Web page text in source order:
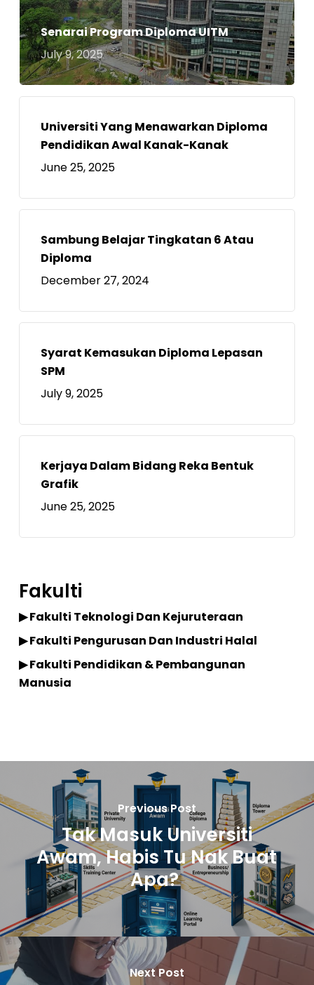
Senarai Program Diploma UITM
July 9, 2025
Universiti Yang Menawarkan Diploma
Pendidikan Awal Kanak-Kanak
June 25, 2025
Sambung Belajar Tingkatan 6 Atau
Diploma
December 27, 2024
Syarat Kemasukan Diploma Lepasan
SPM
July 9, 2025
Kerjaya Dalam Bidang Reka Bentuk
Grafik
June 25, 2025
Fakulti
▶ Fakulti Teknologi Dan Kejuruteraan
▶ Fakulti Pengurusan Dan Industri Halal
▶ Fakulti Pendidikan & Pembangunan
Manusia
Previous Post
Tak Masuk Universiti
Awam, Habis Tu Nak Buat
Apa?
Next Post